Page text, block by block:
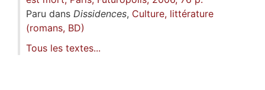
Paru dans Dissidences, Culture, littérature
(romans, BD)
Tous les textes...